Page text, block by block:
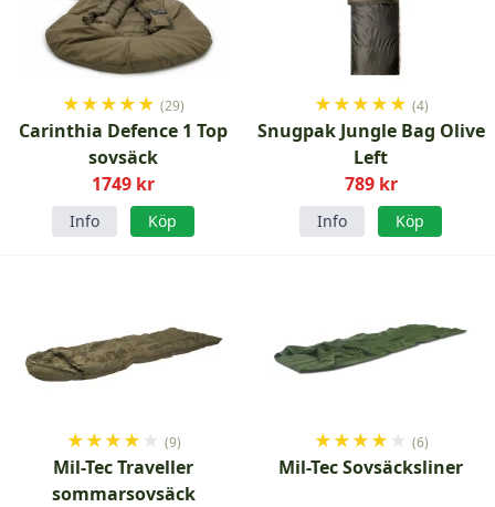
★★★★★ (29)
Carinthia Defence 1 Top
sovsäck
1749 kr
Info Köp
★★★★★ (4)
Snugpak Jungle Bag Olive
Left
789 kr
Info Köp
★★★★ ★ (9)
Mil-Tec Traveller
sommarsovsäck
★★★★ ★ (6)
Mil-Tec Sovsäcksliner